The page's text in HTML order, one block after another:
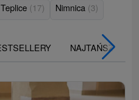
(17) Nimnica (3)
NAJTAŃSZE